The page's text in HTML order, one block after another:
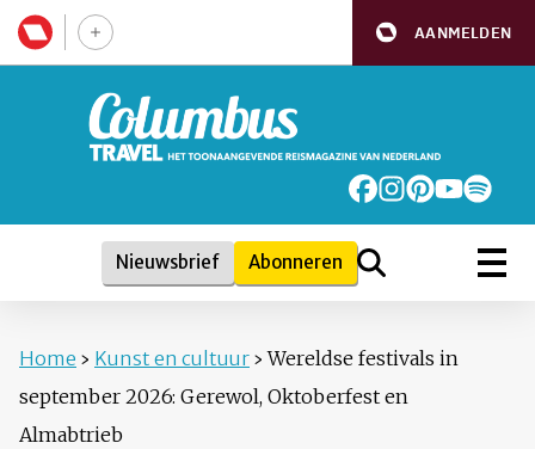
AANMELDEN
Nieuwsbrief Abonneren
Home › Kunst en cultuur › Wereldse festivals in
september 2026: Gerewol, Oktoberfest en
Almabtrieb